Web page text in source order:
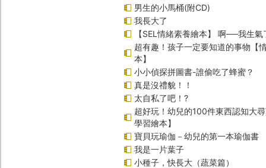
男生的小馬桶(附CD)
我長大了
【SEL情緒素養繪本】 啊──我生
超有趣！孩子一定要知道的事物【
本】
小小偵探拼圖書-誰偷吃了蜂蜜？
真是沒禮貌！！
太自私了吧！?
超好玩！幼兒的100件東西認知大
學習繪本】
寶貝玩瑜伽－幼兒的第一本瑜伽書
我是一片葉子
小種子，快長大（蔬菜篇）